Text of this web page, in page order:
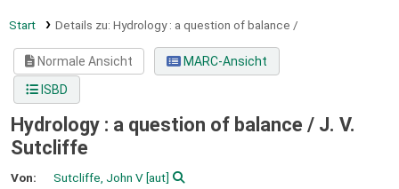
Start Details zu: Hydrology : a question of balance /
Normale Ansicht
MARC-Ansicht
ISBD
Hydrology : a question of balance / J. V.
Sutcliffe
Von: Sutcliffe, John V[aut]